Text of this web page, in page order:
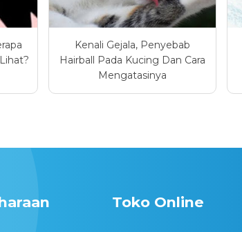
Kenali Gejala, Penyebab
Hairball Pada Kucing Dan Cara
Mengatasinya
Toko Online